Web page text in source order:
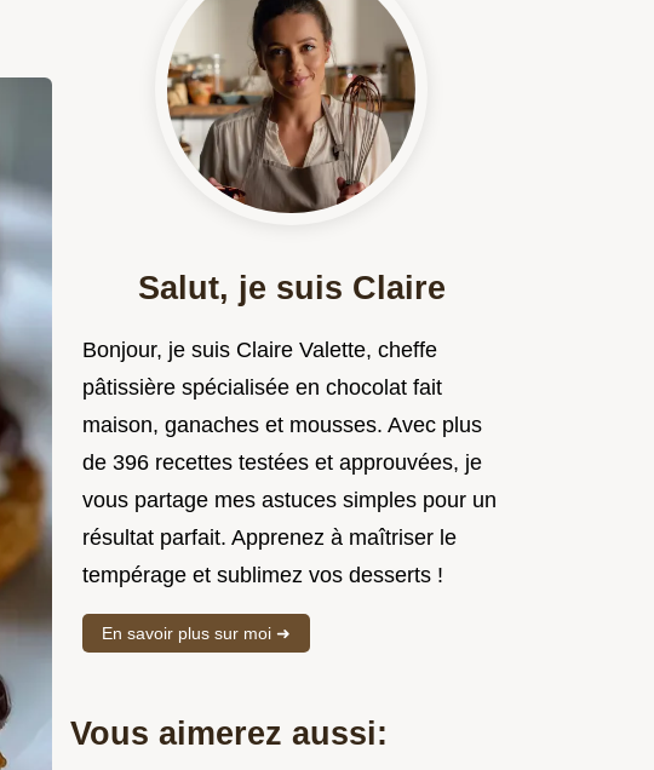
Salut, je suis Claire
Bonjour, je suis Claire Valette, cheffe
pâtissière spécialisée en chocolat fait
maison, ganaches et mousses. Avec plus
de 396 recettes testées et approuvées, je
vous partage mes astuces simples pour un
résultat parfait. Apprenez à maîtriser le
tempérage et sublimez vos desserts !
En savoir plus sur moi ➜
Vous aimerez aussi: